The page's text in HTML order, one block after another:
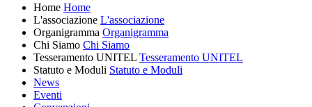
Home Home
L'associazione L'associazione
Organigramma Organigramma
Chi Siamo Chi Siamo
Tesseramento UNITEL Tesseramento UNITEL
Statuto e Moduli Statuto e Moduli
News
Eventi